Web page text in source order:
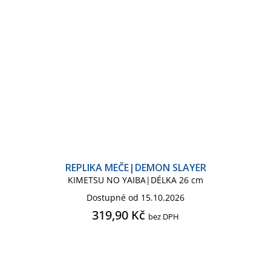
REPLIKA MEČE|DEMON SLAYER
KIMETSU NO YAIBA|DÉLKA 26 cm
Dostupné od 15.10.2026
319,90 Kč bez DPH